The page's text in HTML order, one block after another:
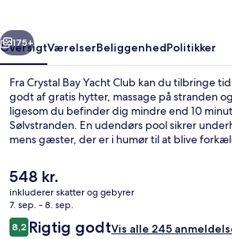
Næste
175+
OversigtVærelserBeliggenhedPolitikker
Fra Crystal Bay Yacht Club kan du tilbringe
godt af gratis hytter, massage på stranden
ligesom du befinder dig mindre end 10
Sølvstranden. En udendørs pool sikrer
mens gæster, der er i humør til at blive
Crystal Bay Beach Club moderne,
morgenmad, frokost og aftensmad. En bar
børnepool og en terrasse er andre
Den
nuværende
pris
er
548 kr.
548 kr.
inkluderer skatter og gebyrer
7. sep. - 8. sep.
Anmeldelser
8,28,2 ud af 10.
Rigtig godtVis alle 245